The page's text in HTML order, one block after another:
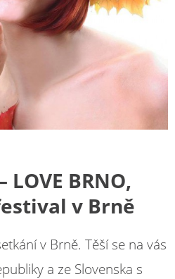
LOVE BRNO,
v Brně
v Brně. Těší se na vás
a ze Slovenska s